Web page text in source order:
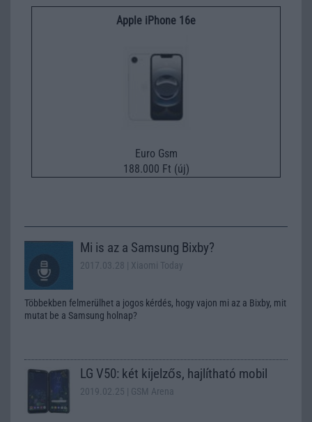
Apple iPhone 16e
Euro Gsm
188.000 Ft (új)
Mi is az a Samsung Bixby?
2017.03.28 | Xiaomi Today
Többekben felmerülhet a jogos kérdés, hogy vajon mi az a Bixby, mit
mutat be a Samsung holnap?
LG V50: két kijelzős, hajlítható mobil
2019.02.25 | GSM Arena